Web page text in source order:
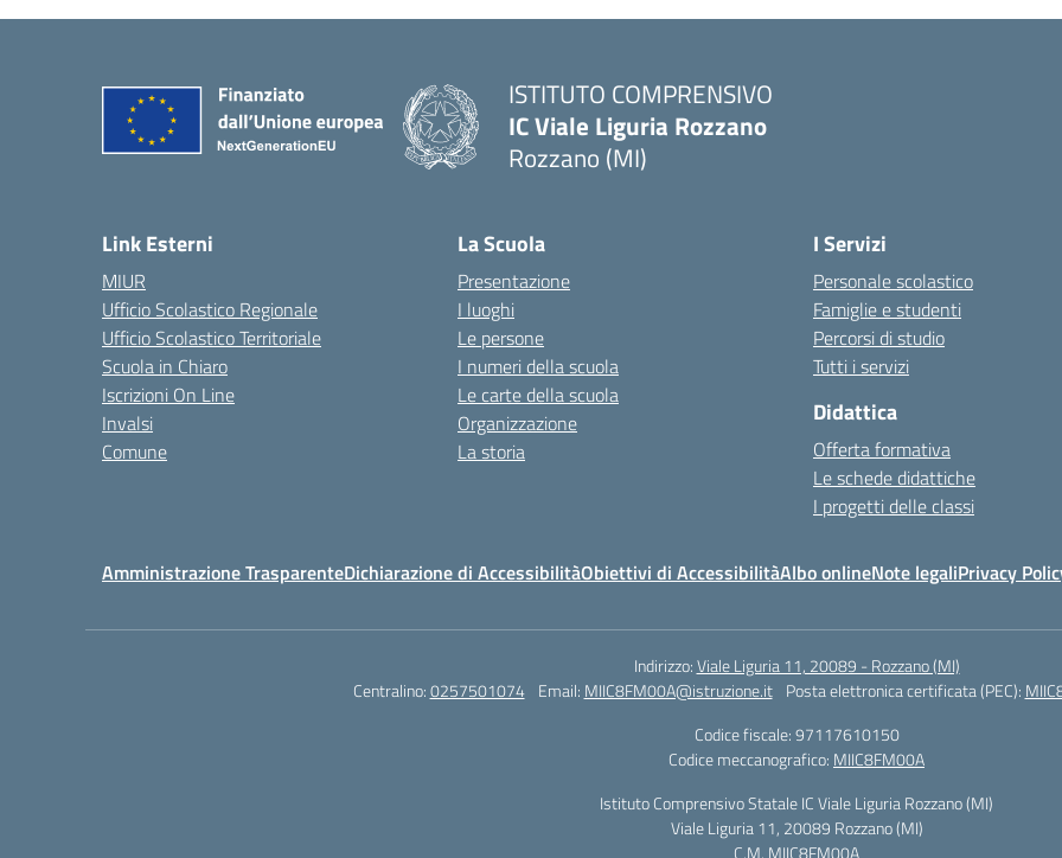
ISTITUTO COMPRENSIVO
IC Viale Liguria Rozzano
Rozzano (MI)
Link Esterni
MIUR
Ufficio Scolastico Regionale
Ufficio Scolastico Territoriale
Scuola in Chiaro
Iscrizioni On Line
Invalsi
Comune
La Scuola
Presentazione
I luoghi
Le persone
I numeri della scuola
Le carte della scuola
Organizzazione
La storia
I Servizi
Personale scolastico
Famiglie e studenti
Percorsi di studio
Tutti i servizi
Didattica
Offerta formativa
Le schede didattiche
I progetti delle classi
Amministrazione TrasparenteDichiarazione di AccessibilitàObiettivi di AccessibilitàAlbo onlineNote legaliPrivacy
Indirizzo:Viale Liguria 11, 20089 - Rozzano (MI)
Centralino:0257501074 Email: MIIC8FM00A@istruzione.it Posta elettronica certificata (PEC):
Codice fiscale: 97117610150
Codice meccanografico: MIIC8FM00A
Istituto Comprensivo Statale IC Viale Liguria Rozzano (MI)
Viale Liguria 11, 20089 Rozzano (MI)
C.M. MIIC8FM00A